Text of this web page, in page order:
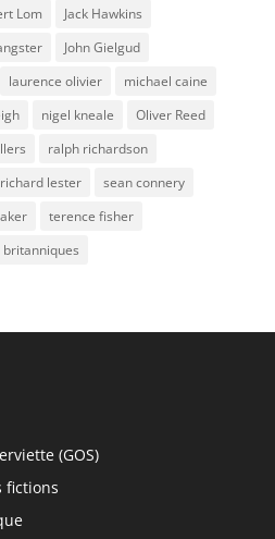
Lom
Jack Hawkins
John Gielgud
laurence olivier
michael caine
nigel kneale
Oliver Reed
ralph richardson
richard lester
sean connery
terence fisher
(GOS)
fictions